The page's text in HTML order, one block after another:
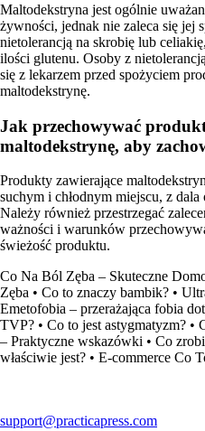
Maltodekstryna jest ogólnie
żywności, jednak nie zaleca się jej
nietolerancją na skrobię lub
ilości glutenu. Osoby z
się z lekarzem przed spożyciem
maltodekstrynę.
Jak przechowywać
maltodekstrynę, aby
Produkty zawierające
suchym i chłodnym miejscu, z dala
Należy również przestrzegać
ważności i warunków
świeżość produktu.
Co Na Ból Zęba – Skuteczne
Zęba • Co to znaczy bambik? •
Emetofobia – przerażająca fobia
TVP? • Co to jest astygmatyzm? •
– Praktyczne wskazówki • Co
właściwie jest? • E-commerce Co
support@practicapress.com